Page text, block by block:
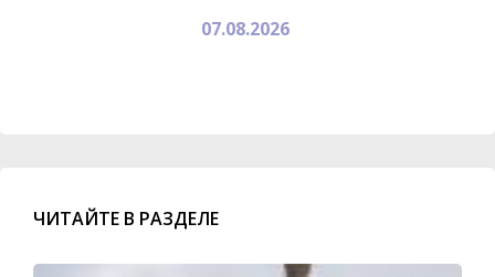
07.08.2026
ЧИТАЙТЕ В РАЗДЕЛЕ